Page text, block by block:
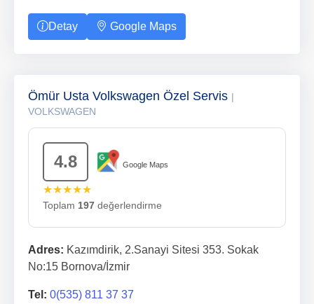
Detay Google Maps
Ömür Usta Volkswagen Özel Servis |
VOLKSWAGEN
4.8 Google Maps
★★★★★
Toplam 197 değerlendirme
Adres: Kazımdirik, 2.Sanayi Sitesi 353. Sokak
No:15 Bornova/İzmir
Tel: 0(535) 811 37 37